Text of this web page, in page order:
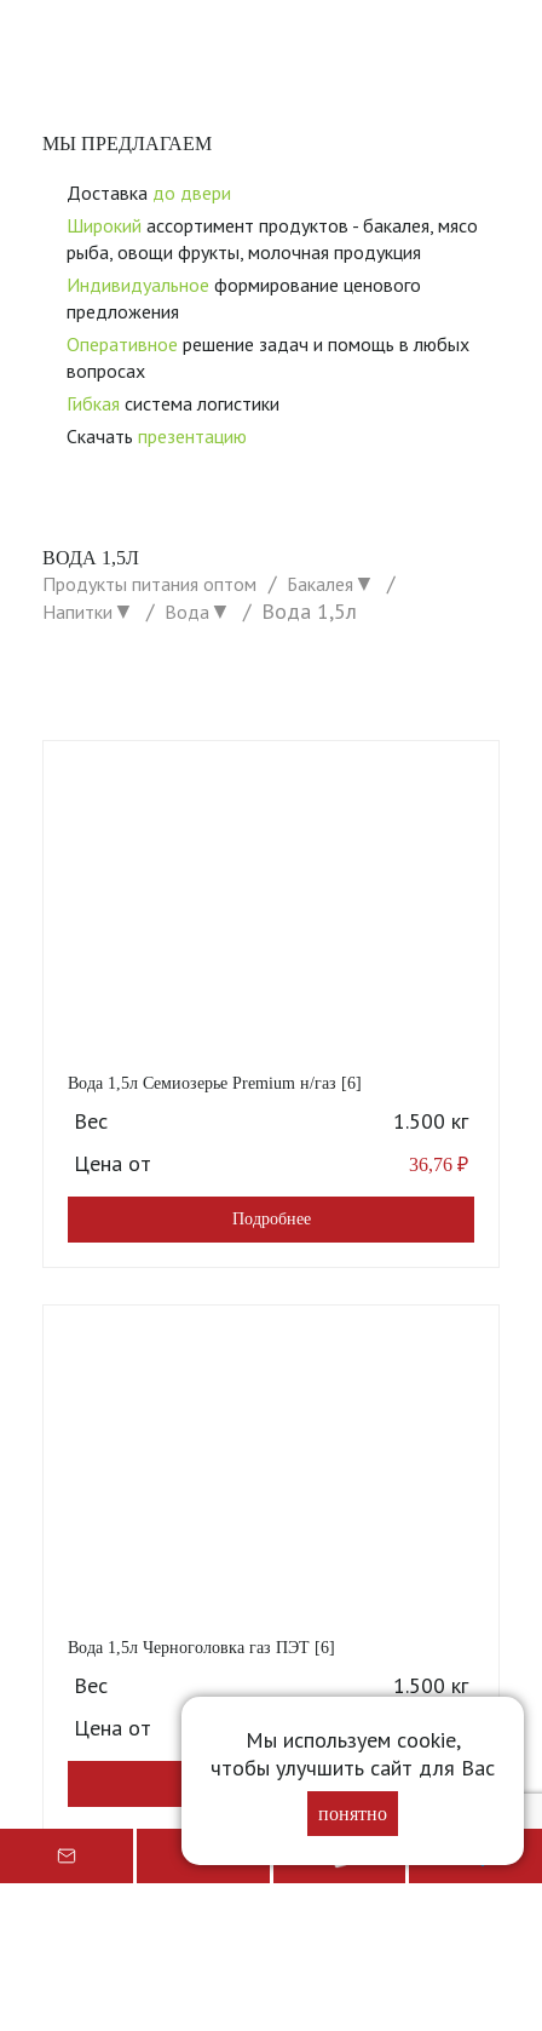
МЫ ПРЕДЛАГАЕМ
Доставка до двери
Широкий ассортимент продуктов - бакалея, мясо
рыба, овощи фрукты, молочная продукция
Индивидуальное формирование ценового
предложения
Оперативное решение задач и помощь в любых
вопросах
Гибкая система логистики
Скачать презентацию
ВОДА 1,5Л
Продукты питания оптом Бакалея ▼
Напитки ▼ Вода ▼ Вода 1,5л
Вода 1,5л Семиозерье Premium н/газ [6]
Вес
1.500 кг
Цена от
36,76 ₽
Подробнее
Вода 1,5л Черноголовка газ ПЭТ [6]
Вес
1.500 кг
Цена от
41,82
Подробнее
Мы используем cookie,
чтобы улучшить сайт для Вас
понятно